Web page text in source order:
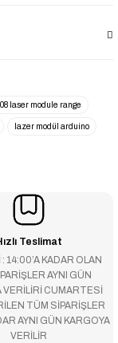
laser module range
lazer modül arduino
Teslimat
: 14:00’A KADAR OLAN
AYNI GÜN
VERİLİRİ CUMARTESİ
TÜM SİPARİŞLER
AYNI GÜN KARGOYA
VERİLİR